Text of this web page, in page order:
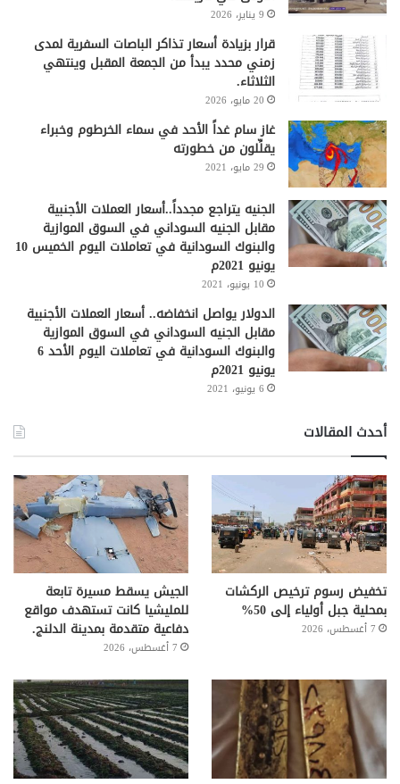
9 يناير، 2026
قرار بزيادة أسعار تذاكر الباصات السفرية لمدى
زمني محدد يبدأ من الجمعة المقبل وينتهي
الثلاثاء.
20 مايو، 2026
غاز سام غداً الأحد في سماء الخرطوم وخبراء
يقلِّلون من خطورته
29 مايو، 2021
الجنيه يتراجع مجدداً..أسعار العملات الأجنبية
مقابل الجنيه السوداني في السوق الموازية
والبنوك السودانية في تعاملات اليوم الخميس 10
يونيو 2021م
10 يونيو، 2021
الدولار يواصل انخفاضه.. أسعار العملات الأجنبية
مقابل الجنيه السوداني في السوق الموازية
والبنوك السودانية في تعاملات اليوم الأحد 6
يونيو 2021م
6 يونيو، 2021
أحدث المقالات
تخفيض رسوم ترخيص الركشات
بمحلية جبل أولياء إلى 50%
7 أغسطس، 2026
الجيش يسقط مسيرة تابعة
للمليشيا كانت تستهدف مواقع
دفاعية متقدمة بمدينة الدلنج.
7 أغسطس، 2026